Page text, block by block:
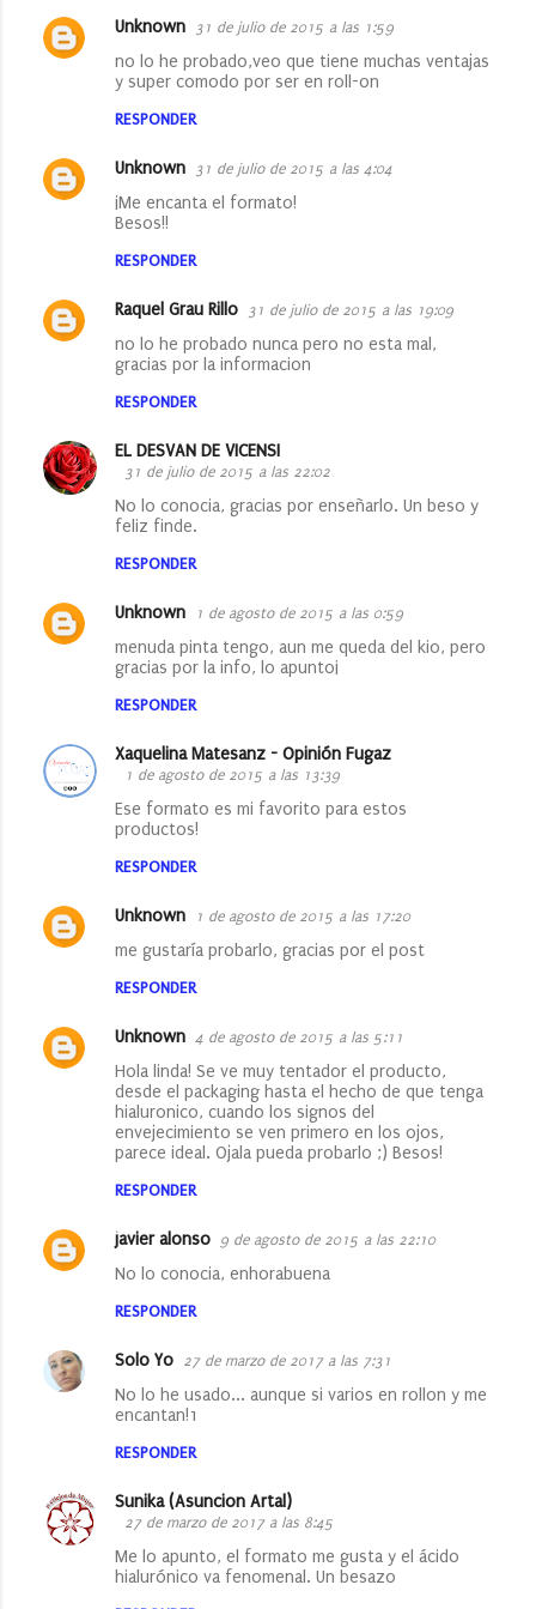
Unknown 31 de julio de 2015 a las 1:59
no lo he probado,veo que tiene muchas ventajas
y super comodo por ser en roll-on
RESPONDER
Unknown 31 de julio de 2015 a las 4:04
¡Me encanta el formato!
Besos!!
RESPONDER
Raquel Grau Rillo 31 de julio de 2015 a las 19:09
no lo he probado nunca pero no esta mal,
gracias por la informacion
RESPONDER
EL DESVAN DE VICENSI
31 de julio de 2015 a las 22:02
No lo conocia, gracias por enseñarlo. Un beso y
feliz finde.
RESPONDER
Unknown 1 de agosto de 2015 a las 0:59
menuda pinta tengo, aun me queda del kio, pero
gracias por la info, lo apunto¡
RESPONDER
Xaquelina Matesanz - Opinión Fugaz
1 de agosto de 2015 a las 13:39
Ese formato es mi favorito para estos
productos!
RESPONDER
Unknown 1 de agosto de 2015 a las 17:20
me gustaría probarlo, gracias por el post
RESPONDER
Unknown 4 de agosto de 2015 a las 5:11
Hola linda! Se ve muy tentador el producto,
desde el packaging hasta el hecho de que tenga
hialuronico, cuando los signos del
envejecimiento se ven primero en los ojos,
parece ideal. Ojala pueda probarlo ;) Besos!
RESPONDER
javier alonso 9 de agosto de 2015 a las 22:10
No lo conocia, enhorabuena
RESPONDER
Solo Yo 27 de marzo de 2017 a las 7:31
No lo he usado... aunque si varios en rollon y me
encantan!1
RESPONDER
Sunika (Asuncion Artal)
27 de marzo de 2017 a las 8:45
Me lo apunto, el formato me gusta y el ácido
hialurónico va fenomenal. Un besazo